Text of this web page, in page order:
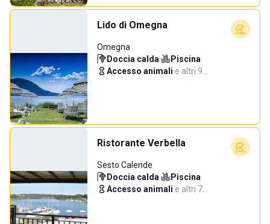
Lido di Omegna
Omegna
Doccia calda· Piscina·
Accesso animali·e altri 9…
Ristorante Verbella
Sesto Calende
Doccia calda· Piscina·
Accesso animali·e altri 7…